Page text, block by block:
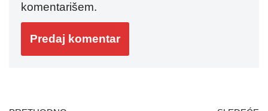
komentarišem.